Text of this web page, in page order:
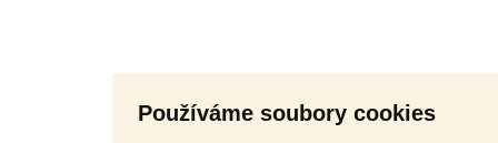
Používáme soubory cookies